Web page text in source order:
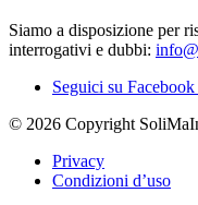
Siamo a disposizione per
interrogativi e dubbi:
Seguici su Facebook
© 2026 Copyright
Privacy
Condizioni d’uso